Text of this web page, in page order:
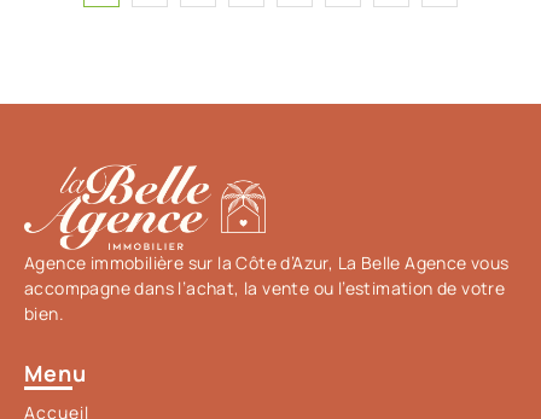
Agence immobilière sur la Côte d’Azur, La Belle Agence vous
accompagne dans l’achat, la vente ou l’estimation de votre
bien.
Menu
Accueil